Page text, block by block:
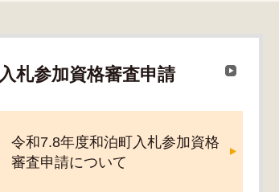
入札参加資格審査申請
令和7.8年度和泊町入札参加資格
審査申請について